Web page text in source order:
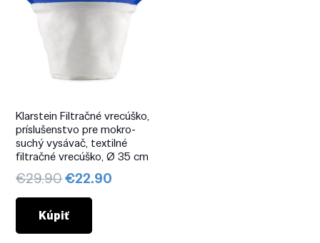
Klarstein Filtračné vrecúško,
príslušenstvo pre mokro-
suchý vysávač, textilné
filtračné vrecúško, Ø 35 cm
€29.90Pôvodná
cena
bola:
€29.90.
€22.90
Kúpiť